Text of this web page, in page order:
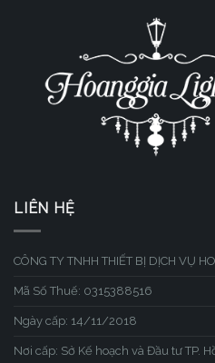
LIÊN HỆ
CÔNG TY TNHH THIẾT BỊ DỊCH VỤ
Mã Số Thuế: 0315388516
Ngày cấp: 14/11/2018
Nơi cấp: Sở Kế hoạch và Đầu tư TP.